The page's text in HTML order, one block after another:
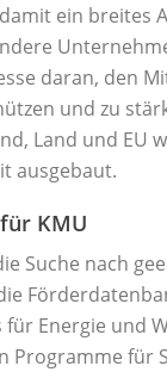
ein breites
daran, den
und zu
Land und EU
ausgebaut.
KMU
Suche nach
Energie und
Programme für